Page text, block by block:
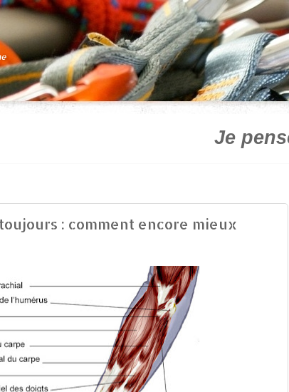
Je
: comment encore mieux